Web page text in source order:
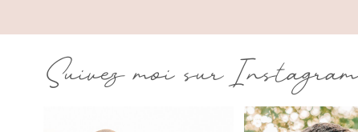
Suivez moi sur Instagram